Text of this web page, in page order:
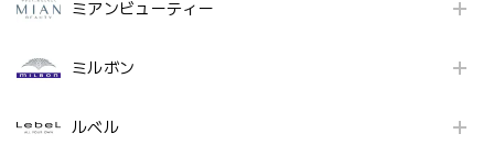
ミアンビューティー
ミルボン
ルベル